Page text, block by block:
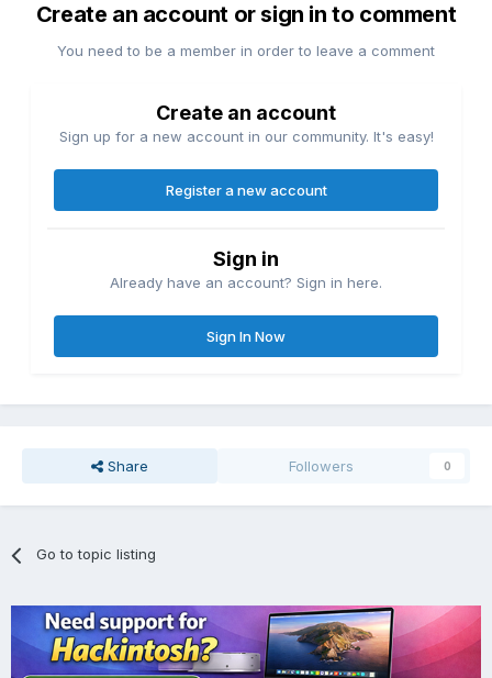
Create an account or sign in to comment
You need to be a member in order to leave a comment
Create an account
Sign up for a new account in our community. It's easy!
Register a new account
Sign in
Already have an account? Sign in here.
Sign In Now
Share Followers 0
Go to topic listing